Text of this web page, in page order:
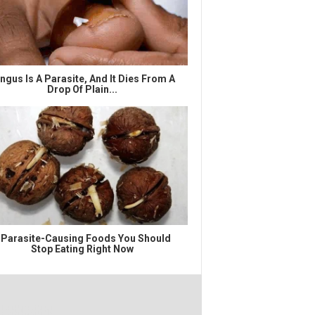
Is A Parasite, And It Dies From A
Drop Of Plain...
Causing Foods You Should
Stop Eating Right Now